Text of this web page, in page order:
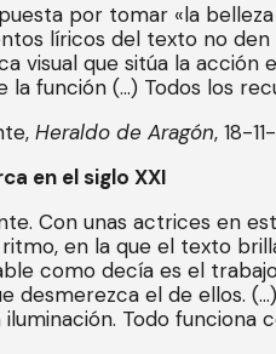
por tomar «la
líricos del texto no
visual que sitúa la
la función (…) Todos los
Heraldo de Aragón, 18-
en el siglo XXI
Con unas actrices en
en la que el texto
como decía es el
desmerezca el de ellos.
Todo funciona